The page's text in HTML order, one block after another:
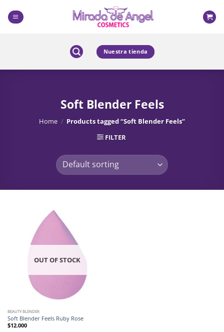
content
Nuestra tienda
Soft Blender Feels
Home / Products tagged “Soft Blender Feels”
FILTER
OUT OF STOCK
BEAUTY BLENDER
Soft Blender Feels Ruby Rose
$12.000